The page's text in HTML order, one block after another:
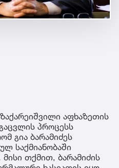
აფხაზეთის
პროცესს
გია ბარამიძეს
საქმიანობაში
თქმით, ბარამიძის